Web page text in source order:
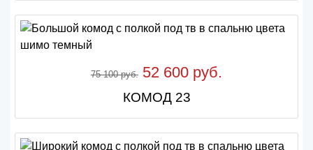
75 100 руб. 52 600 руб.
КОМОД 23